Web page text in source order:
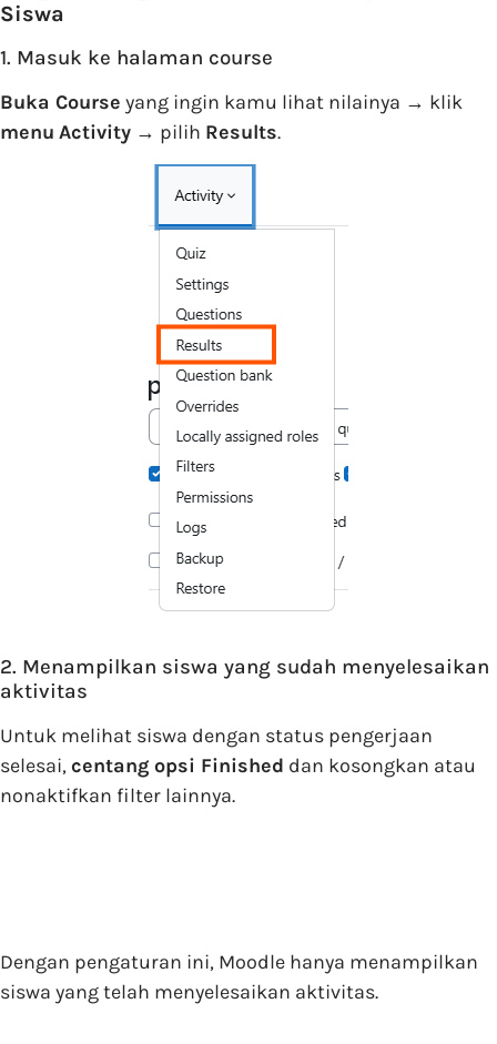
Siswa
1. Masuk ke halaman course
Buka Course yang ingin kamu lihat nilainya → klik
menu Activity → pilih Results.
2. Menampilkan siswa yang sudah menyelesaikan
aktivitas
Untuk melihat siswa dengan status pengerjaan
selesai,centang opsi Finished dan kosongkan atau
nonaktifkan filter lainnya.
Dengan pengaturan ini, Moodle hanya menampilkan
siswa yang telah menyelesaikan aktivitas.